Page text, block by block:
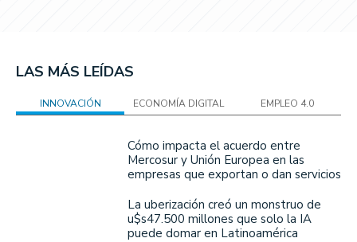
LAS MÁS LEÍDAS
INNOVACIÓN ECONOMÍA DIGITAL EMPLEO 4.0
Cómo impacta el acuerdo entre
Mercosur y Unión Europea en las
empresas que exportan o dan servicios
La uberización creó un monstruo de
u$s47.500 millones que solo la IA
puede domar en Latinoamérica